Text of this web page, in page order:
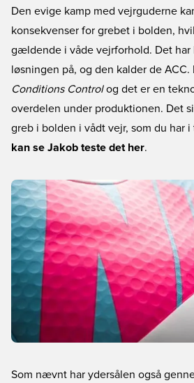
Den evige kamp med vejrguderne
konsekvenser for grebet i bolden,
gældende i våde vejrforhold. Det har
løsningen på, og den kalder de ACC.
Conditions Controlog det er en
overdelen under produktionen. Det
greb i bolden i vådt vejr, som du har i
kan se Jakob teste det her.
Som nævnt har ydersålen også